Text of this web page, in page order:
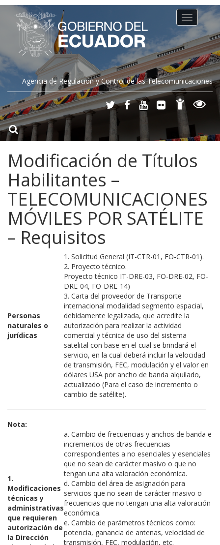
Agencia de Regulación y Control de las Telecomunicaciones
Toggle
navigation
Modificación de Títulos
Habilitantes –
TELECOMUNICACIONES
MÓVILES POR SATÉLITE
– Requisitos
Personas
naturales o
jurídicas
1. Solicitud General (IT-CTR-01, FO-CTR-01).
2. Proyecto técnico.
Proyecto técnico IT-DRE-03, FO-DRE-02, FO-
DRE-04, FO-DRE-14)
3. Carta del proveedor de Transporte
internacional modalidad segmento espacial,
debidamente legalizada, que acredite la
autorización para realizar la actividad
comercial y técnica de uso del sistema
satelital con base en el cual se brindará el
servicio, en la cual deberá incluir la velocidad
de transmisión, FEC, modulación y el valor en
dólares USA por ancho de banda alquilado,
actualizado (Para el caso de incremento o
cambio de satélite).
Nota:
1.
Modificaciones
técnicas y
administrativas
que requieren
autorización de
la Dirección
a. Cambio de frecuencias y anchos de banda e
incrementos de otras frecuencias
correspondientes a no esenciales y esenciales
que no sean de carácter masivo o que no
tengan una alta valoración económica.
d. Cambio del área de asignación para
servicios que no sean de carácter masivo o
frecuencias que no tengan una alta valoración
económica.
e. Cambio de parámetros técnicos como:
potencia, ganancia de antenas, velocidad de
transmisión, FEC, modulación, etc.